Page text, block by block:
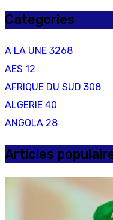
Categories
A LA UNE 3268
AES 12
AFRIQUE DU SUD 308
ALGERIE 40
ANGOLA 28
Articles